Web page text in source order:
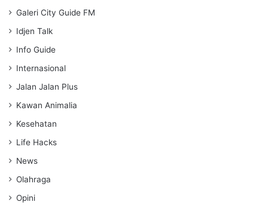
Galeri City Guide FM
Idjen Talk
Info Guide
Internasional
Jalan Jalan Plus
Kawan Animalia
Kesehatan
Life Hacks
News
Olahraga
Opini